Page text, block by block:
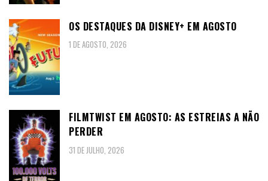
OS DESTAQUES DA DISNEY+ EM AGOSTO
1 DE AGOSTO, 2026
FILMTWIST EM AGOSTO: AS ESTREIAS A NÃO
PERDER
31 DE JULHO, 2026